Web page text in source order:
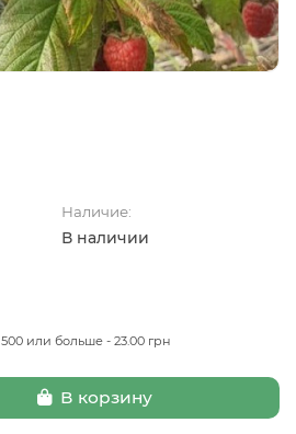
Наличие:
В наличии
500 или больше - 23.00 грн
В корзину